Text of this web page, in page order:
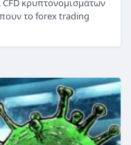
κρυπτονομισμάτων
το forex trading